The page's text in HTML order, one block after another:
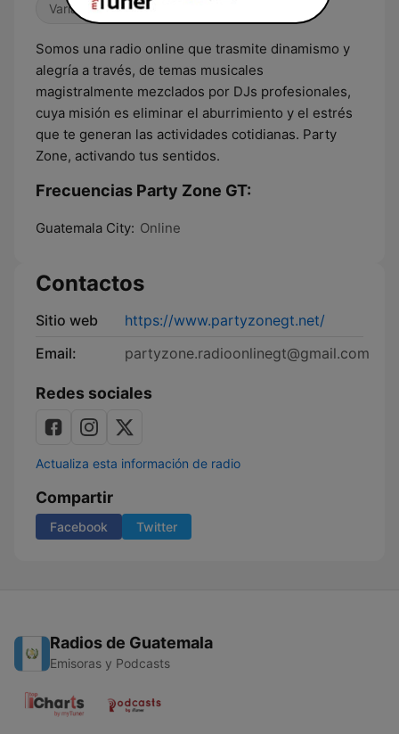
Variado Salsa
Somos una radio online que trasmite dinamismo y
alegría a través, de temas musicales
magistralmente mezclados por DJs profesionales,
cuya misión es eliminar el aburrimiento y el estrés
que te generan las actividades cotidianas. Party
Zone, activando tus sentidos.
Frecuencias Party Zone GT:
Guatemala City: Online
Contactos
Sitio web
https://www.partyzonegt.net/
Email:
partyzone.radioonlinegt@gmail.com
Redes sociales
Actualiza esta información de radio
Compartir
Facebook Twitter
Radios de Guatemala
Emisoras y Podcasts